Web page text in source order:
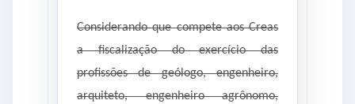
Considerando que compete aos Creas
a fiscalização do exercício das
profissões de geólogo, engenheiro,
arquiteto, engenheiro agrônomo,